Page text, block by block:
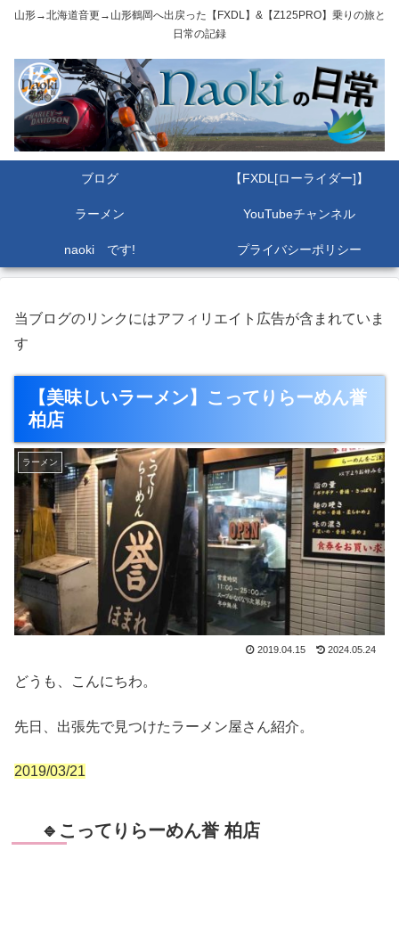
山形→北海道音更→山形鶴岡へ出戻った【FXDL】&【Z125PRO】乗りの旅と
日常の記録
ブログ 【FXDL[ローライダー]】
ラーメン YouTubeチャンネル
naoki です! プライバシーポリシー
当ブログのリンクにはアフィリエイト広告が含まれていま
す
【美味しいラーメン】こってりらーめん誉
柏店
ラーメン
2019.04.15 2024.05.24
どうも、こんにちわ。
先日、出張先で見つけたラーメン屋さん紹介。
2019/03/21
🔹こってりらーめん誉 柏店